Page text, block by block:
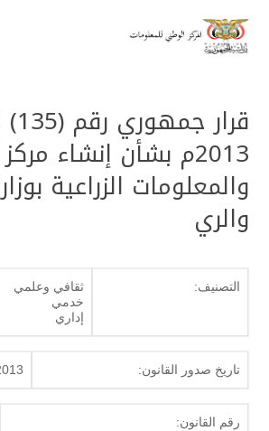
2013م بشأن إنشاء
والمعلومات الزراعية
والري
التصنيف:
ثقافي وعلمي
خدمي
إداري
تاريخ صدور القانون:
رقم القانون: